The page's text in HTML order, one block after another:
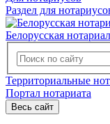
Раздел для
Белорусская
Территориальные
Портал нотариата
Весь сайт